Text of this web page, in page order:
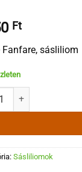
Ft
Fanfare, sásliliom
Fanfare mennyiség
Sásliliomok